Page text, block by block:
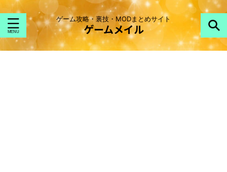
ゲーム攻略・裏技・MODまとめサイト
ゲームメイル